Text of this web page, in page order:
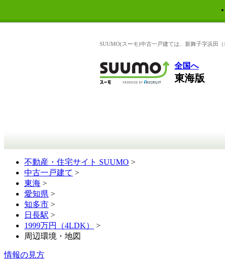
SUUMO(スーモ)中古一戸建ては、新舞子字浜田
全国へ
東海版
不動産・住宅サイト SUUMO >
中古一戸建て >
東海 >
愛知県 >
知多市 >
日長駅 >
1999万円（4LDK）
>
周辺環境・地図
情報の見方